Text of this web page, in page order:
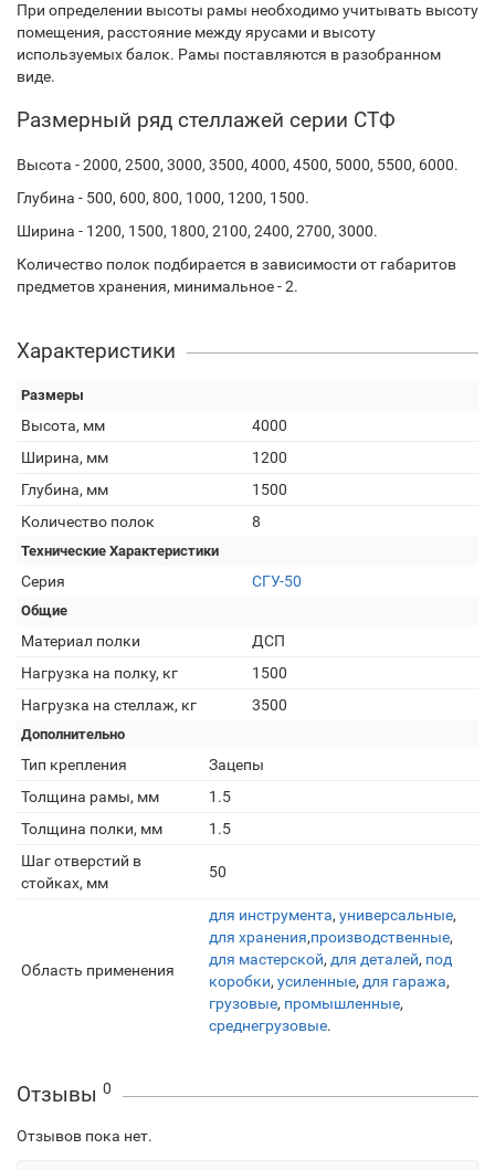
При определении высоты рамы необходимо учитывать высоту
помещения, расстояние между ярусами и высоту
используемых балок. Рамы поставляются в разобранном
виде.
Размерный ряд стеллажей серии СТФ
Высота - 2000, 2500, 3000, 3500, 4000, 4500, 5000, 5500, 6000.
Глубина - 500, 600, 800, 1000, 1200, 1500.
Ширина - 1200, 1500, 1800, 2100, 2400, 2700, 3000.
Количество полок подбирается в зависимости от габаритов
предметов хранения, минимальное - 2.
Характеристики
Размеры
Высота, мм
4000
Ширина, мм
1200
Глубина, мм
1500
Количество полок
8
Технические Характеристики
Серия СГУ-50
Общие
Материал полки
ДСП
Нагрузка на полку, кг
1500
Нагрузка на стеллаж, кг
3500
Дополнительно
Тип крепления
Зацепы
Толщина рамы, мм
1.5
Толщина полки, мм
1.5
Шаг отверстий в
стойках, мм
50
Область применения
для инструмента, универсальные,
для хранения,производственные,
для мастерской, для деталей, под
коробки, усиленные, для гаража,
грузовые, промышленные,
среднегрузовые.
Отзывы 0
Отзывов пока нет.